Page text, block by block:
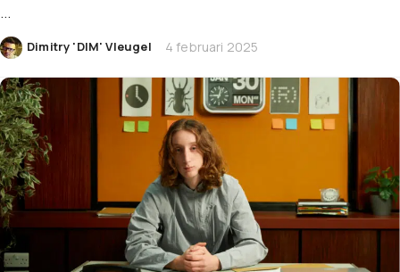
...
Dimitry 'DIM' Vleugel 4 februari 2025